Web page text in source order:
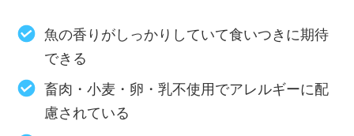
魚の香りがしっかりしていて食いつきに期待
できる
畜肉・小麦・卵・乳不使用でアレルギーに配
慮されている